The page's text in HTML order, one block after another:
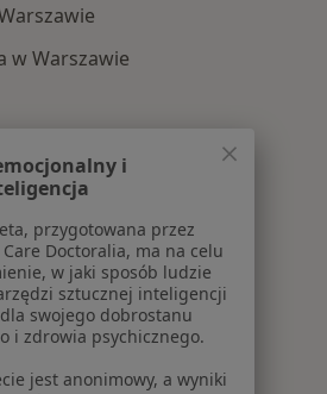
w Warszawie
w Warszawie
w Warszawie
Polska w Warszawie
Iduna w Warszawie
w Warszawie
i
przygotowana przez
Care Doctoralia, ma na celu
w jaki sposób ludzie
sztucznej inteligencji
swojego dobrostanu
i zdrowia psychicznego.
jest anonimowy, a wyniki